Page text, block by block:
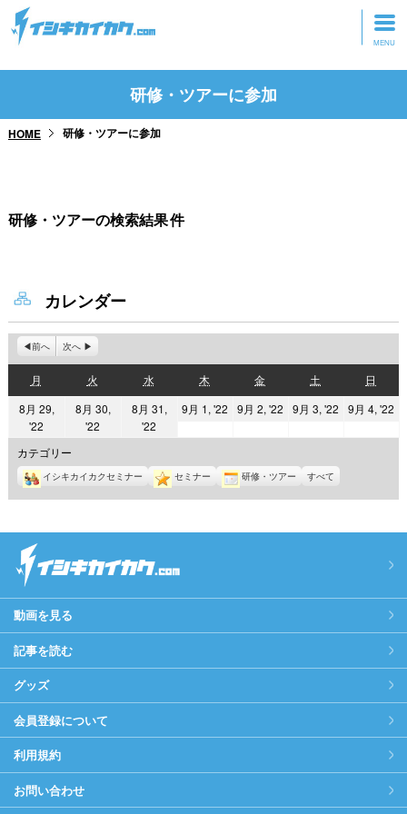
トップページ
研修・ツアーに参加
研修・ツアーに参加
HOME 研修・ツアーに参加
研修・ツアーの検索結果件
カレンダー
前へ 次へ
月
曜
日
火
曜
日
水水
曜
日
木
曜
日
金金
曜
日
土
曜
日
日
曜
日
8月 29,
'22
年
8
月
29
8月 30,
'22
8
月
30
8月 31,
'22
8
月
31
9月 1, '22
2022
月
1
日
9月 2, '22
2022
月
日
9月 3, '22
2022
月
日
9月 4, '22
日
カテゴリー
イシキカイカクセミナー セミナー 研修・ツアー すべて
動画を見る
記事を読む
グッズ
会員登録について
利用規約
お問い合わせ